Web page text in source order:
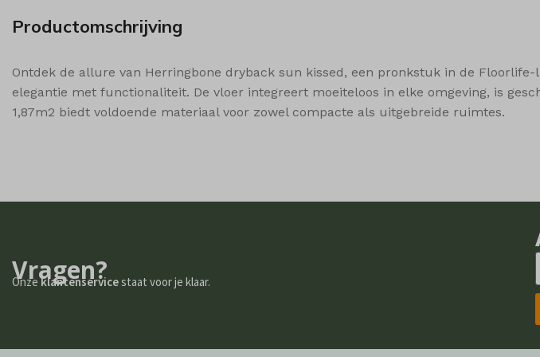
Productomschrijving
Ontdek de allure van Herringbone dryback sun kissed, een pronkstuk in de
elegantie met functionaliteit. De vloer integreert moeiteloos in elke omgeving, is
1,87m2 biedt voldoende materiaal voor zowel compacte als uitgebreide ruimtes.
Vragen?
Onzeklantenservicestaat voor je klaar.
shop_per_page
shop_per_row
shop_view